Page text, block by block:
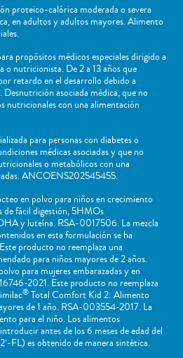
proteico-calórica moderada o severa
en adultos y adultos mayores. Alimento
propósitos médicos especiales dirigido a
o nutricionista. De 2 a 13 años que
retardo en el desarrollo debido a
asociada médica, que no
nutricionales con una alimentación
para personas con diabetes o
médicas asociadas y que no
o metabólicos con una
ANCOENS202545455.
en polvo para niños en crecimiento
de fácil digestión, 5HMOs
y luteína. RSA-0017506. La mezcla
en esta formulación se ha
producto no reemplaza una
para niños mayores de 2 años.
para mujeres embarazadas y en
2021. Este producto no reemplaza
®Total Comfort Kid 2: Alimento
de 1 año. RSA-003554-2017. La
para el niño. Los alimentos
antes de los 6 meses de edad del
FL) es obtenido de manera sintética.